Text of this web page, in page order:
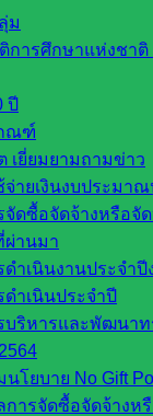
ม
ารศึกษาแห่งชาติ
ปี
กณฑ์
เยี่ยมยามถามข่าว
จ่ายเงินงบประมาณ
จัดซื้อจัดจ้างหรือจั
านมา
ดำเนินงานประจำ
ำเนินประจำปี
บริหารและพัฒนา
นโยบาย No Gift
การจัดซื้อจัดจ้างห